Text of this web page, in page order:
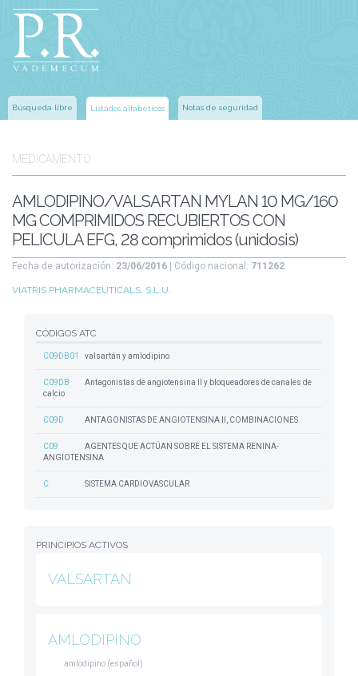
Búsqueda libre Listados alfabéticos Notas de seguridad
MEDICAMENTO
AMLODIPINO/VALSARTAN MYLAN 10 MG/160
MG COMPRIMIDOS RECUBIERTOS CON
PELICULA EFG, 28 comprimidos (unidosis)
Fecha de autorización: 23/06/2016 | Código nacional: 711262
VIATRIS PHARMACEUTICALS, S.L.U.
CÓDIGOS ATC
C09DB01 valsartán y amlodipino
C09DB
Antagonistas de angiotensina II y bloqueadores de canales de
calcio
C09D ANTAGONISTAS DE ANGIOTENSINA II, COMBINACIONES
C09
AGENTES QUE ACTÚAN SOBRE EL SISTEMA RENINA-
ANGIOTENSINA
C SISTEMA CARDIOVASCULAR
PRINCIPIOS ACTIVOS
VALSARTAN
AMLODIPINO
amlodipino (español)